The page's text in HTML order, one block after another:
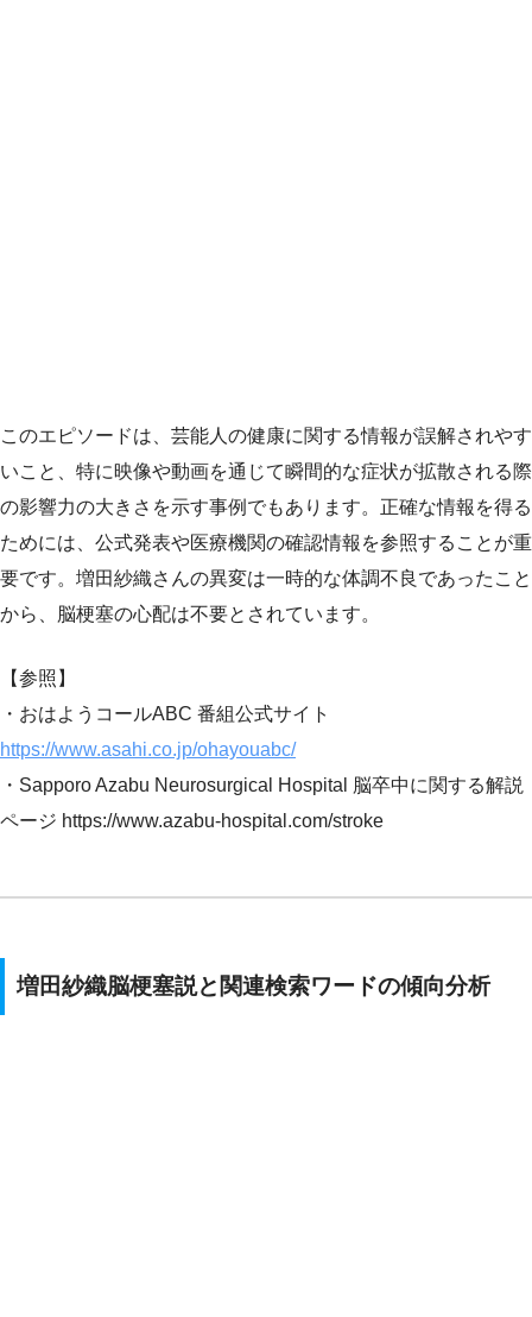
このエピソードは、芸能人の健康に関する情報が誤解されやす
いこと、特に映像や動画を通じて瞬間的な症状が拡散される際
の影響力の大きさを示す事例でもあります。正確な情報を得る
ためには、公式発表や医療機関の確認情報を参照することが重
要です。増田紗織さんの異変は一時的な体調不良であったこと
から、脳梗塞の心配は不要とされています。
【参照】
・おはようコールABC 番組公式サイト
https://www.asahi.co.jp/ohayouabc/
・Sapporo Azabu Neurosurgical Hospital 脳卒中に関する解説
ページ https://www.azabu-hospital.com/stroke
増田紗織脳梗塞説と関連検索ワードの傾向分析